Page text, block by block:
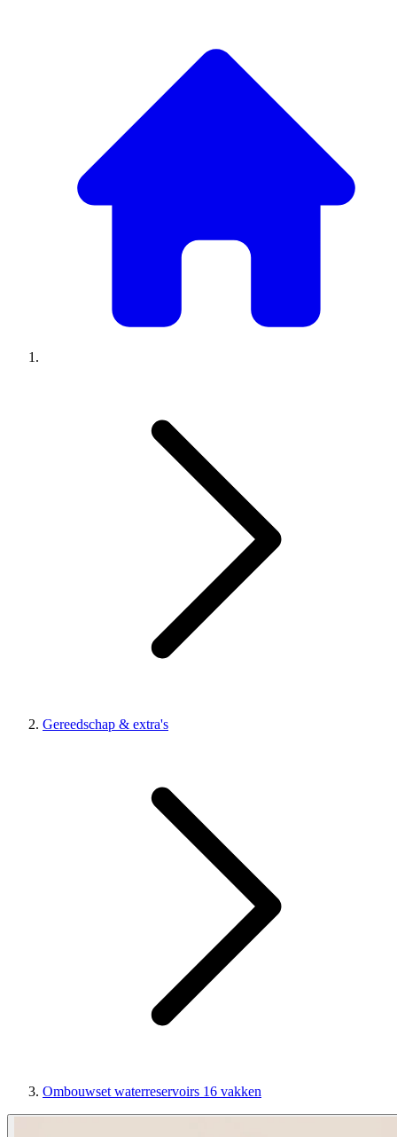
Gereedschap & extra's
Ombouwset waterreservoirs 16 vakken